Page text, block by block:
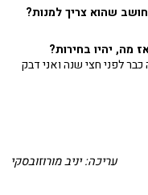
שהוא צריך למנות?
מה, יהיו בחירות?
לפני חצי שנה ואני דבק
עריכה: יניב מורוזובסקי